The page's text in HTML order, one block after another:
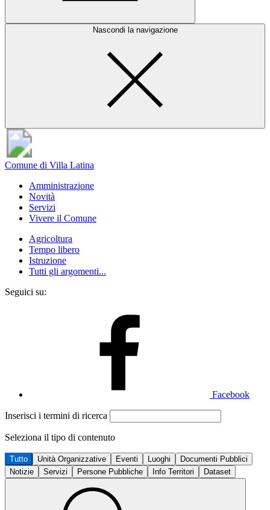
Nascondi la navigazione
Comune di Villa Latina
Amministrazione
Novità
Servizi
Vivere il Comune
Agricoltura
Tempo libero
Istruzione
Tutti gli argomenti...
Seguici su:
Facebook
Inserisci i termini di ricerca
Seleziona il tipo di contenuto
Tutto Unità Organizzative Eventi Luoghi
Documenti Pubblici
Notizie
Servizi Persone Pubbliche Info Territori Dataset